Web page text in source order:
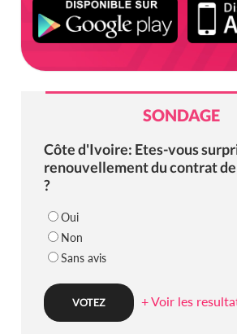
SONDAGE
Côte d'Ivoire: Etes-vous
renouvellement du contrat de
?
Oui
Non
Sans avis
+ Voir les